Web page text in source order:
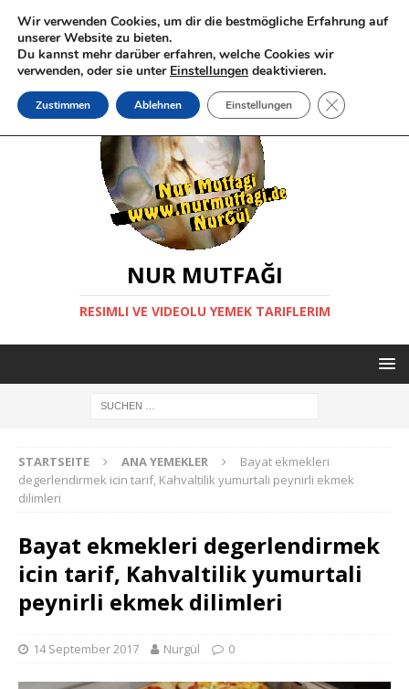
NUR MUTFAĞI
RESIMLI VE VIDEOLU YEMEK TARIFLERIM
STARTSEITE ANA YEMEKLER
Bayat ekmekleri
degerlendirmek icin tarif, Kahvaltilik yumurtali peynirli ekmek
dilimleri
Bayat ekmekleri degerlendirmek
icin tarif, Kahvaltilik yumurtali
peynirli ekmek dilimleri
14 September 2017 Nurgül 0
Wir verwenden Cookies, um dir die bestmögliche Erfahrung auf
unserer Website zu bieten.
Du kannst mehr darüber erfahren, welche Cookies wir
verwenden, oder sie unter Einstellungen deaktivieren.
Zustimmen Ablehnen Einstellungen GDPR